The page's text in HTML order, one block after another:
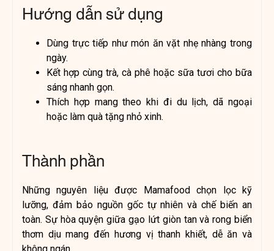
Hướng dẫn sử dụng
Dùng trực tiếp như món ăn vặt nhẹ nhàng trong
ngày.
Kết hợp cùng trà, cà phê hoặc sữa tươi cho bữa
sáng nhanh gọn.
Thích hợp mang theo khi đi du lịch, dã ngoại
hoặc làm quà tặng nhỏ xinh.
Thành phần
Những nguyên liệu được Mamafood chọn lọc kỹ
lưỡng, đảm bảo nguồn gốc tự nhiên và chế biến an
toàn. Sự hòa quyện giữa gạo lứt giòn tan và rong biển
thơm dịu mang đến hương vị thanh khiết, dễ ăn và